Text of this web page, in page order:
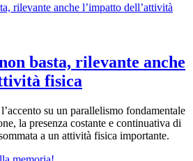
basta, rilevante anche
fisica
su un parallelismo fondamentale
la presenza costante e continuativa di
a un attività fisica importante.